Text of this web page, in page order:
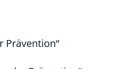
Prävention“